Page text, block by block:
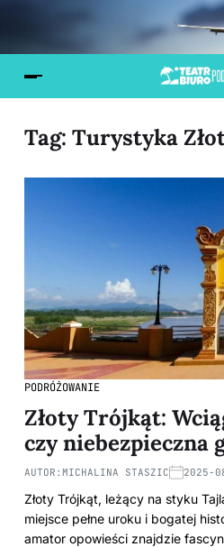
Tag: Turystyka
PODRÓŻOWANIE
Złoty Trójkąt:
czy niebezpieczna
AUTOR: MICHALINA STASZIC 2025-
Złoty Trójkąt, leżący na styku
miejsce pełne uroku i bogatej
amator opowieści znajdzie